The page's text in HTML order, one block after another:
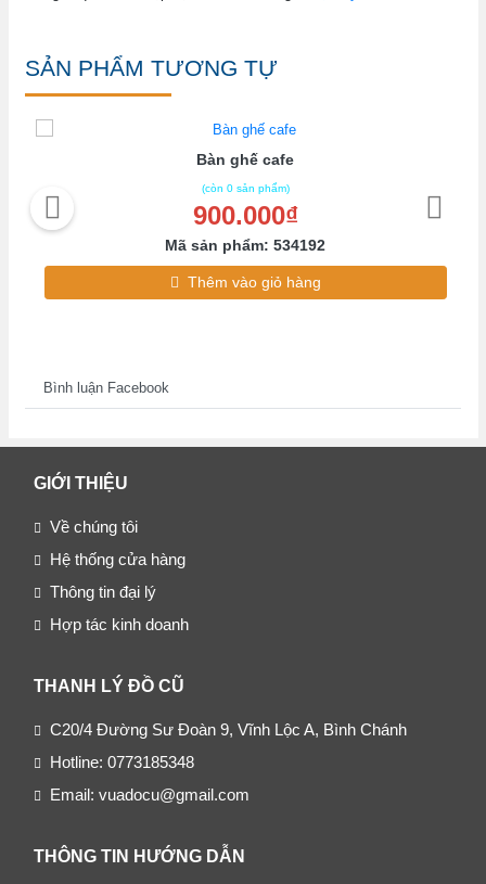
SẢN PHẨM TƯƠNG TỰ
Bàn ghế cafe
(còn 0 sản phẩm)
900.000₫
Mã sản phẩm: 534192
Thêm vào giỏ hàng
Bình luận Facebook
GIỚI THIỆU
Về chúng tôi
Hệ thống cửa hàng
Thông tin đại lý
Hợp tác kinh doanh
THANH LÝ ĐỒ CŨ
C20/4 Đường Sư Đoàn 9, Vĩnh Lộc A, Bình Chánh
Hotline: 0773185348
Email: vuadocu@gmail.com
THÔNG TIN HƯỚNG DẪN